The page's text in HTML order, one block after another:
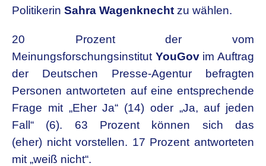
Politikerin Sahra Wagenknecht zu wählen.
20 Prozent der vom
Meinungsforschungsinstitut YouGovim Auftrag
der Deutschen Presse-Agentur befragten
Personen antworteten auf eine entsprechende
Frage mit „Eher Ja“ (14) oder „Ja, auf jeden
Fall“ (6). 63 Prozent können sich das
(eher) nicht vorstellen. 17 Prozent antworteten
mit „weiß nicht“.